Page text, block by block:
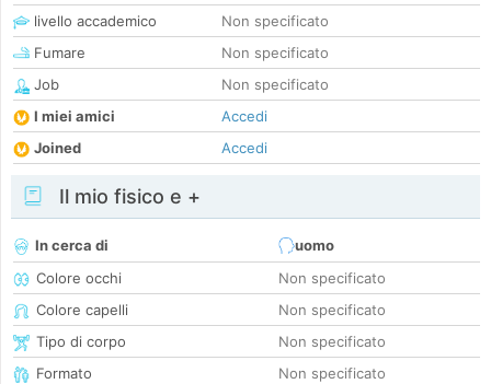
livello accademico
Non specificato
Fumare
Non specificato
Job
Non specificato
I miei amici
Accedi
Joined
Accedi
Il mio fisico e +
In cerca di
uomo
Colore occhi
Non specificato
Colore capelli
Non specificato
Tipo di corpo
Non specificato
Formato
Non specificato